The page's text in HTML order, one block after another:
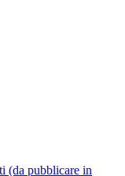
(da pubblicare in